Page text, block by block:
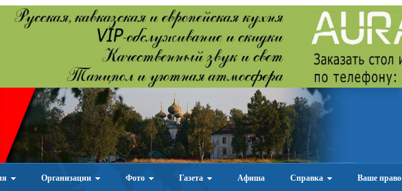
Организации Фото Газета Афиша Справка Ваше право